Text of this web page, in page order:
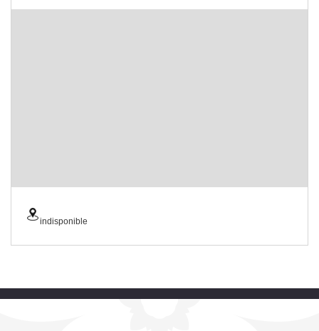
indisponible